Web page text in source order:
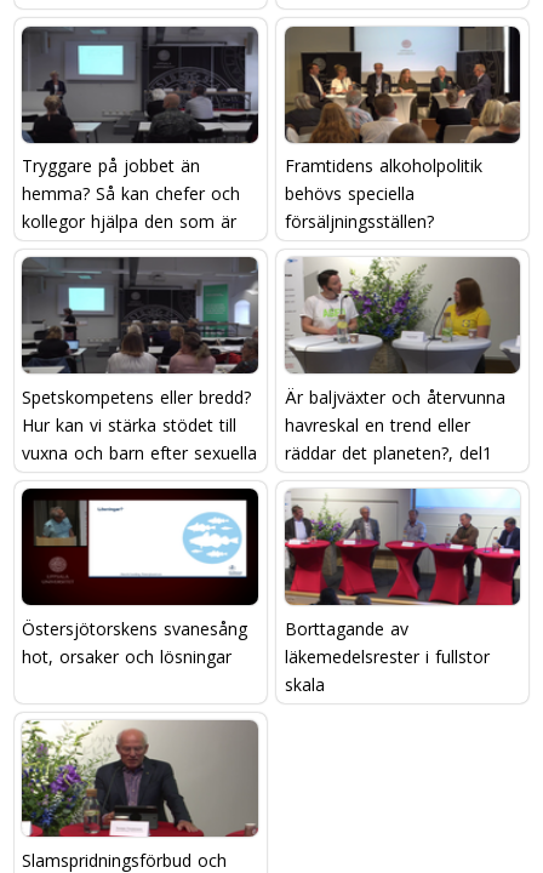
Tryggare på jobbet än
hemma? Så kan chefer och
kollegor hjälpa den som är
utsatt för våld
Framtidens alkoholpolitik 
behövs speciella
försäljningsställen?
Spetskompetens eller bredd?
Hur kan vi stärka stödet till
vuxna och barn efter sexuella
övergrepp?
Är baljväxter och återvunna
havreskal en trend eller
räddar det planeten?, del1
Östersjötorskens svanesång 
hot, orsaker och lösningar
Borttagande av
läkemedelsrester i fullstor
skala
Slamspridningsförbud och